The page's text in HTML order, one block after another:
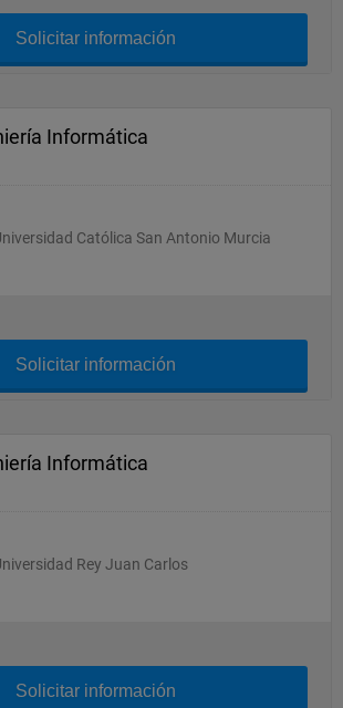
Solicitar información
Informática
Católica San Antonio Murcia
Solicitar información
Informática
Rey Juan Carlos
Solicitar información